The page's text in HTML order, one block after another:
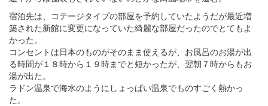
宿泊先は、コテージタイプの部屋を予約していたようだが最近増
築された新館に変更になっていた綺麗な部屋だったのでとてもよ
かった。
コンセントは日本のものがそのまま使えるが、お風呂のお湯が出
る時間が１８時から１９時までと短かったが、翌朝７時からもお
湯が出た。
ラドン温泉で海水のようにしょっぱい温泉でものすごく熱かっ
た。